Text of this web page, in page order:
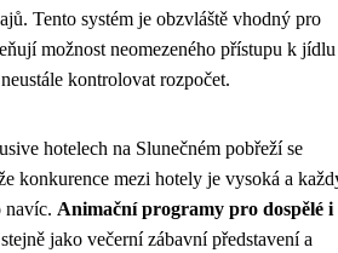
Tento systém je obzvláště vhodný pro
možnost neomezeného přístupu k jídlu
kontrolovat rozpočet.
hotelech na Slunečném pobřeží se
konkurence mezi hotely je vysoká a
navíc. Animační programy pro dospělé i
jako večerní zábavní představení a